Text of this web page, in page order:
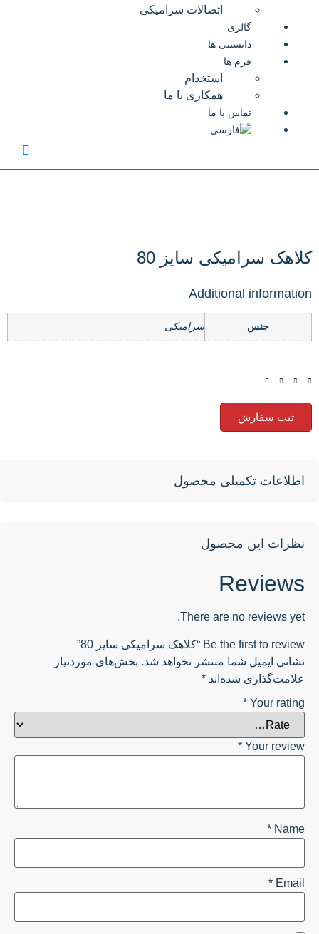
اتصالات سرامیکی
گالری
دانستنی ها
فرم ها
استخدام
همکاری با ما
تماس با ما
سرامیکی سایز 80
Additional
جنس سرامیکی
ثبت سفارش
اطلاعات تکمیلی محصول
نظرات این محصول
Reviews
There are no reviews yet.
Be the first to review “کلاهک سرامیکی سایز 80”
نشانی ایمیل شما منتشر نخواهد شد. بخش‌های موردنیاز
علامت‌گذاری شده‌اند
Your rating
*
Your review
*
Name
*
Email
*